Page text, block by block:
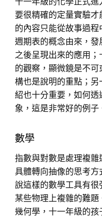
要很精確的定量實驗
的內容只能從故事過
週期表的概念由來，
之後呈現出來的應用
的觀察，顯微鏡是不
構也是說明的重點；
紹也十分重要，如何
象，這是非常好的例子
數學
指數與對數是處理複
具體轉向抽像的思考
說這樣的數學工具有
某些物理上複雜的難
幾何學，十一年級的